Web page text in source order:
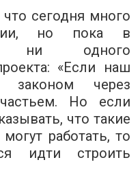
сегодня много
но пока в
ни одного
«Если наш
законом через
Но если
что такие
работать, то
идти строить